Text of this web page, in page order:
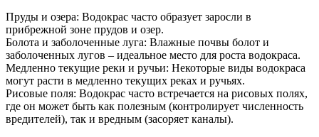
Пруды и озера: Водокрас часто образует заросли в
прибрежной зоне прудов и озер.
Болота и заболоченные луга: Влажные почвы болот и
заболоченных лугов – идеальное место для роста водокраса.
Медленно текущие реки и ручьи: Некоторые виды водокраса
могут расти в медленно текущих реках и ручьях.
Рисовые поля: Водокрас часто встречается на рисовых полях,
где он может быть как полезным (контролирует численность
вредителей), так и вредным (засоряет каналы).